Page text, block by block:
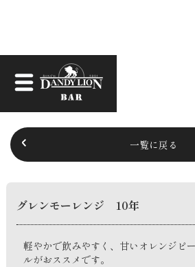
一覧に戻る
グレンモーレンジ 10年
軽やかで飲みやすく、甘いオレンジピ
ルがおススメです。